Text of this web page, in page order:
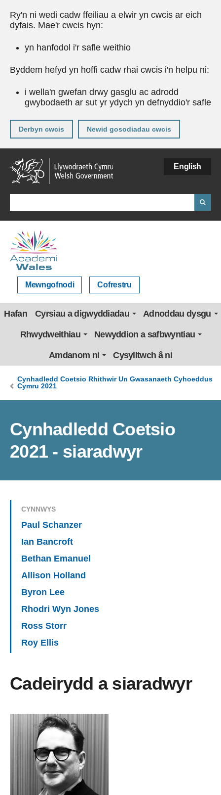
Ry'n ni wedi cadw ffeiliau a elwir yn cwcis ar eich
dyfais. Mae'r cwcis hyn:
yn hanfodol i'r safle weithio
Byddem hefyd yn hoffi cadw rhai cwcis i'n helpu ni:
i wella'n gwefan drwy gasglu ac adrodd
gwybodaeth ar sut yr ydych yn defnyddio'r safle
Derbyn cwcis Newid gosodiadau cwcis
Neidio
i'r
prif
gynnwy
English
Mewngofnodi Cofrestru
Hafan Cyrsiau a digwyddiadau Adnoddau dysgu
Rhwydweithiau Newyddion a safbwyntiau
Amdanom ni Cysylltwch â ni
Cynhadledd Coetsio Rhithwir Un Gwasanaeth Cyhoeddus
Cymru 2021
Cynhadledd Coetsio
2021 - siaradwyr
CYNNWYS
Paul Schanzer
Ian Bancroft
Bethan Emanuel
Allison Holland
Byron Lee
Rhodri Wyn Jones
Ross Storr
Roy Ellis
Cadeirydd a siaradwyr